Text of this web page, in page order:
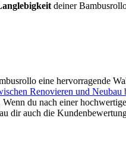
deiner
eine hervorragende
Renovieren und
du nach einer
dir auch die